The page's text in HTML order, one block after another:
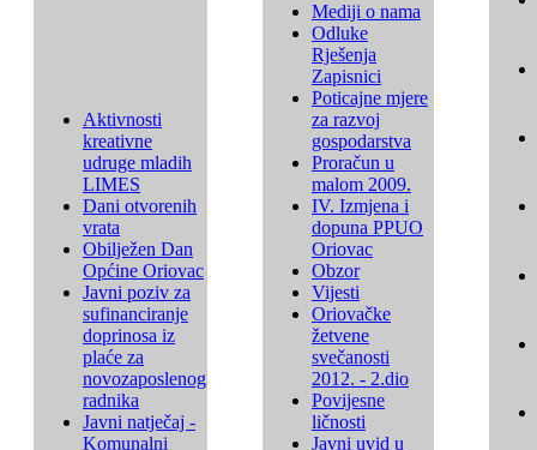
Aktivnosti
kreativne
udruge mladih
LIMES
Dani otvorenih
vrata
Obilježen Dan
Općine Oriovac
Javni poziv za
sufinanciranje
doprinosa iz
plaće za
novozaposlenog
radnika
Javni natječaj -
Komunalni
Mediji o nama
Odluke
Rješenja
Zapisnici
Poticajne mjere
za razvoj
gospodarstva
Proračun u
malom 2009.
IV. Izmjena i
dopuna PPUO
Oriovac
Obzor
Vijesti
Oriovačke
žetvene
svečanosti
2012. - 2.dio
Povijesne
ličnosti
Javni uvid u